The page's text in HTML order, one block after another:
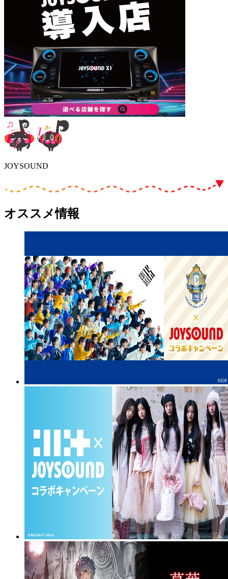
JOYSOUND
オススメ情報